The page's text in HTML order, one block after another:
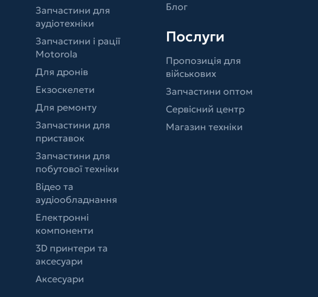
Запчастини для
аудіотехніки
Запчастини і рації
Motorola
Для дронів
Екзоскелети
Для ремонту
Запчастини для
приставок
Запчастини для
побутової техніки
Відео та
аудіообладнання
Електронні
компоненти
3D принтери та
аксесуари
Аксесуари
Блог
Послуги
Пропозиція для
військових
Запчастини оптом
Сервісний центр
Магазин техніки